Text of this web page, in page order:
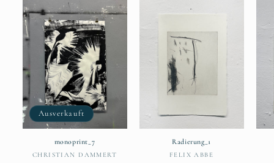
Ausverkauft
monoprint_7
Anbieter:
CHRISTIAN DAMMERT
Radierung_1
Anbieter:
FELIX ABBE